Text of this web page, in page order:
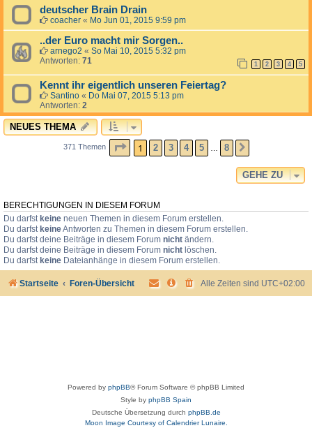
deutscher Brain Drain
coacher « Mo Jun 01, 2015 9:59 pm
..der Euro macht mir Sorgen..
arnego2 « So Mai 10, 2015 5:32 pm
Antworten: 71 1 2 3 4 5
Kennt ihr eigentlich unseren Feiertag?
Santino « Do Mai 07, 2015 5:13 pm
Antworten: 2
NEUES THEMA
371 Themen SEITE1 VON8
1 2 3 4 5 8
GEHE ZU
BERECHTIGUNGEN IN DIESEM FORUM
Du darfst keine neuen Themen in diesem Forum erstellen.
Du darfst keineAntworten zu Themen in diesem Forum erstellen.
Du darfst deine Beiträge in diesem Forum nicht ändern.
Du darfst deine Beiträge in diesem Forum nicht löschen.
Du darfst keine Dateianhänge in diesem Forum erstellen.
Startseite Foren-Übersicht Alle Zeiten sind UTC+02:00
Powered by phpBB® Forum Software © phpBB Limited
Style by phpBB Spain
Deutsche Übersetzung durch phpBB.de
Moon Image Courtesy of Calendrier Lunaire.